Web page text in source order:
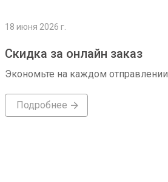
18 июня 2026 г.
Скидка за онлайн заказ
Экономьте на каждом отправлении
Подробнее